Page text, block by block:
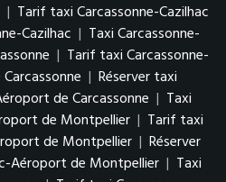
| Tarif taxi Carcassonne-Cazilhac
Cazilhac | Taxi Carcassonne-
| Tarif taxi Carcassonne-
| Réserver taxi
de Carcassonne | Taxi
de Montpellier | Tarif taxi
de Montpellier | Réserver
Aéroport de Montpellier | Taxi